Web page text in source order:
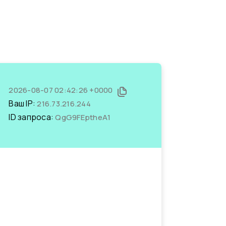
2026-08-07 02:42:26 +0000
Ваш IP:216.73.216.244
ID запроса:QgG9FEptheA1